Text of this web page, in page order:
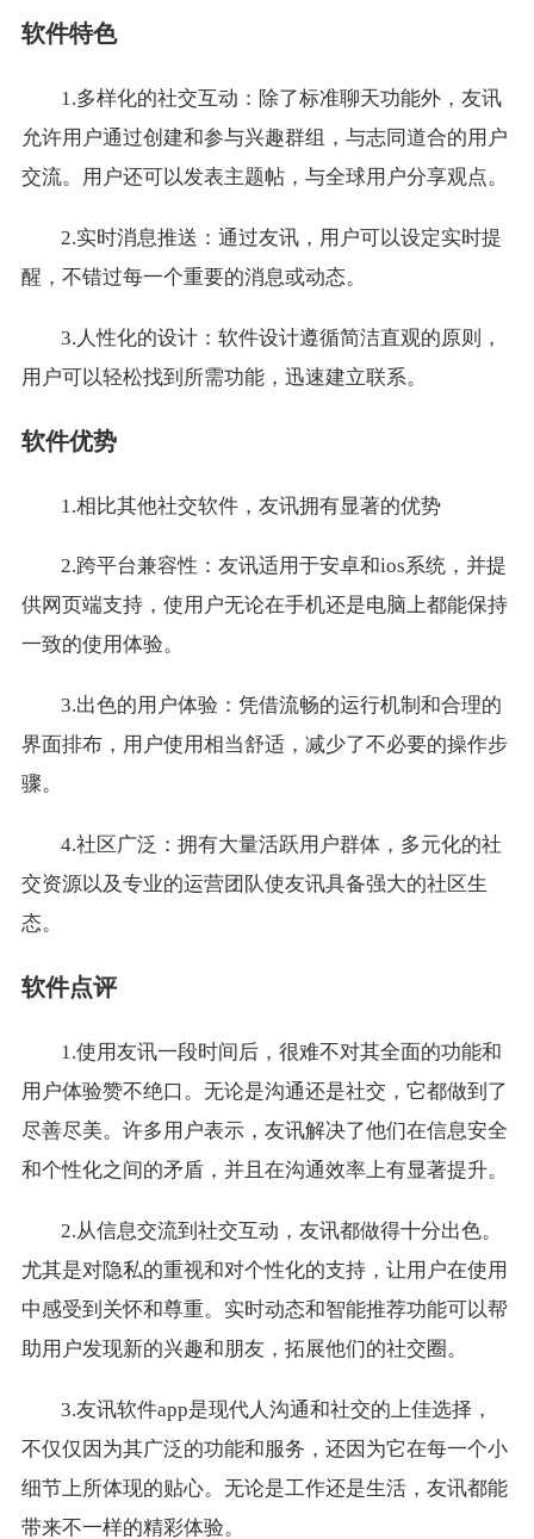
软件特色
1.多样化的社交互动：除了标准聊天功能外，友讯
允许用户通过创建和参与兴趣群组，与志同道合的用户
交流。用户还可以发表主题帖，与全球用户分享观点。
2.实时消息推送：通过友讯，用户可以设定实时提
醒，不错过每一个重要的消息或动态。
3.人性化的设计：软件设计遵循简洁直观的原则，
用户可以轻松找到所需功能，迅速建立联系。
软件优势
1.相比其他社交软件，友讯拥有显著的优势
2.跨平台兼容性：友讯适用于安卓和ios系统，并提
供网页端支持，使用户无论在手机还是电脑上都能保持
一致的使用体验。
3.出色的用户体验：凭借流畅的运行机制和合理的
界面排布，用户使用相当舒适，减少了不必要的操作步
骤。
4.社区广泛：拥有大量活跃用户群体，多元化的社
交资源以及专业的运营团队使友讯具备强大的社区生
态。
软件点评
1.使用友讯一段时间后，很难不对其全面的功能和
用户体验赞不绝口。无论是沟通还是社交，它都做到了
尽善尽美。许多用户表示，友讯解决了他们在信息安全
和个性化之间的矛盾，并且在沟通效率上有显著提升。
2.从信息交流到社交互动，友讯都做得十分出色。
尤其是对隐私的重视和对个性化的支持，让用户在使用
中感受到关怀和尊重。实时动态和智能推荐功能可以帮
助用户发现新的兴趣和朋友，拓展他们的社交圈。
3.友讯软件app是现代人沟通和社交的上佳选择，
不仅仅因为其广泛的功能和服务，还因为它在每一个小
细节上所体现的贴心。无论是工作还是生活，友讯都能
带来不一样的精彩体验。